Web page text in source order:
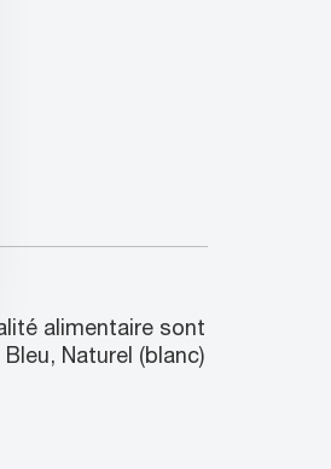
alimentaire sont
Naturel (blanc)